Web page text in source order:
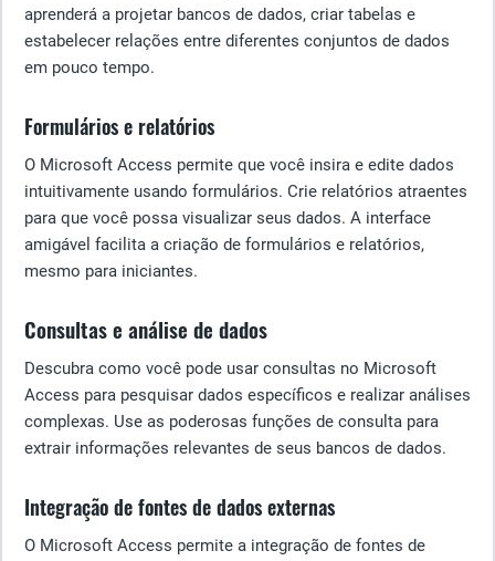
aprenderá a projetar bancos de dados, criar tabelas e
estabelecer relações entre diferentes conjuntos de dados
em pouco tempo.
Formulários e relatórios
O Microsoft Access permite que você insira e edite dados
intuitivamente usando formulários. Crie relatórios atraentes
para que você possa visualizar seus dados. A interface
amigável facilita a criação de formulários e relatórios,
mesmo para iniciantes.
Consultas e análise de dados
Descubra como você pode usar consultas no Microsoft
Access para pesquisar dados específicos e realizar análises
complexas. Use as poderosas funções de consulta para
extrair informações relevantes de seus bancos de dados.
Integração de fontes de dados externas
O Microsoft Access permite a integração de fontes de